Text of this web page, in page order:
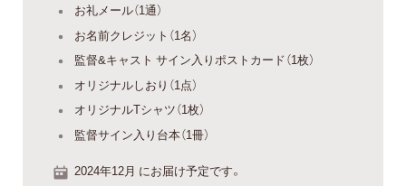
お礼メール（1通）
お名前クレジット（1名）
監督&キャスト サイン入りポストカード（1枚）
オリジナルしおり（1点）
オリジナルTシャツ（1枚）
監督サイン入り台本（1冊）
2024年12月 にお届け予定です。